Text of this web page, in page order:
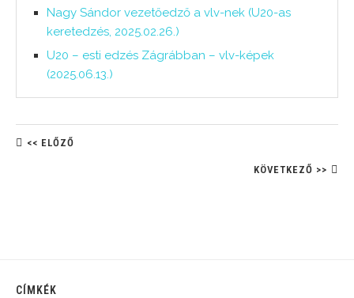
Nagy Sándor vezetőedző a vlv-nek (U20-as
keretedzés, 2025.02.26.)
U20 – esti edzés Zágrábban – vlv-képek
(2025.06.13.)
<< ELŐZŐ
KÖVETKEZŐ >>
CÍMKÉK